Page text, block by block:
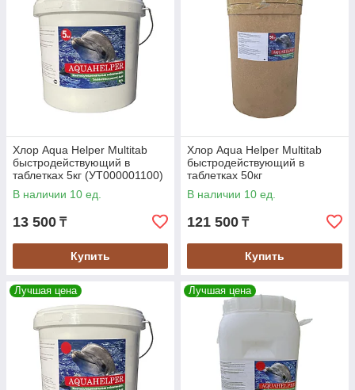
Хлор Aqua Helper Multitab
быстродействующий в
таблетках 5кг (УТ000001100)
В наличии 10 ед.
13 500 ₸
Купить
Хлор Aqua Helper Multitab
быстродействующий в
таблетках 50кг
(УТ000001444)
В наличии 10 ед.
121 500 ₸
Купить
Лучшая цена Лучшая цена